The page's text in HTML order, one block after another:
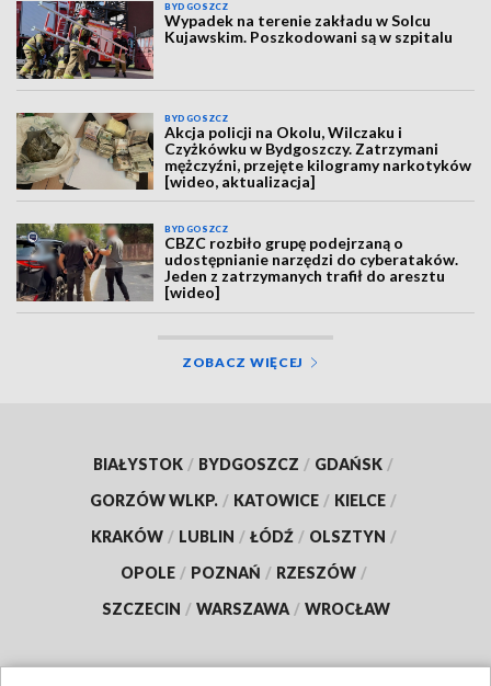
BYDGOSZCZ
Wypadek na terenie zakładu w Solcu
Kujawskim. Poszkodowani są w szpitalu
BYDGOSZCZ
Akcja policji na Okolu, Wilczaku i
Czyżkówku w Bydgoszczy. Zatrzymani
mężczyźni, przejęte kilogramy narkotyków
[wideo, aktualizacja]
BYDGOSZCZ
CBZC rozbiło grupę podejrzaną o
udostępnianie narzędzi do cyberataków.
Jeden z zatrzymanych trafił do aresztu
[wideo]
ZOBACZ WIĘCEJ
BIAŁYSTOK / BYDGOSZCZ / GDAŃSK /
GORZÓW WLKP. / KATOWICE / KIELCE /
KRAKÓW / LUBLIN / ŁÓDŹ / OLSZTYN /
OPOLE / POZNAŃ / RZESZÓW /
SZCZECIN / WARSZAWA / WROCŁAW